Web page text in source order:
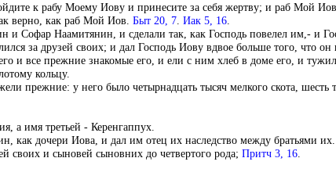
к рабу Моему Иову и принесите за себя жертву; и раб Мой
верно, как раб Мой Иов. Быт 20, 7. Иак 5, 16.
Софар Наамитянин, и сделали так, как Господь повелел им,- и
за друзей своих; и дал Господь Иову вдвое больше того, что он
и все прежние знакомые его, и ели с ним хлеб в доме его, и
кольцу.
прежние: у него было четырнадцать тысяч мелкого скота, шесть
а имя третьей - Керенгаппух.
как дочери Иова, и дал им отец их наследство между братьями их.
своих и сыновей сыновних до четвертого рода; Притч 3, 16.